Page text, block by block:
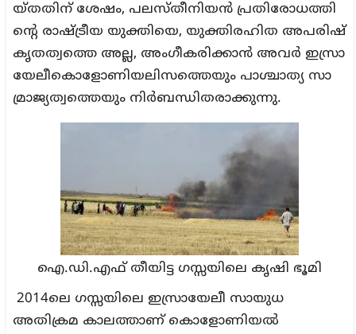
യ്തതിന് ശേഷം, പലസ്തീനിയന്‍ പ്രതിരോധത്തി
ന്റെ രാഷ്ട്രീയ യുക്തിയെ, യുക്തിരഹിത അപരിഷ്‌
കൃതത്വത്തെ അല്ല, അംഗീകരിക്കാന്‍ അവര്‍ ഇസ്രാ
യേലീകൊളോണിയലിസത്തെയും പാശ്ചാത്യ സാ
മ്രാജ്യത്വത്തെയും നിര്‍ബന്ധിതരാക്കുന്നു.
ഐ.ഡി.എഫ് തീയിട്ട ഗസ്സയിലെ കൃഷി ഭൂമി
2014ലെ ഗസ്സയിലെ ഇസ്രായേലീ സായുധ
അതിക്രമ കാലത്താണ് കൊളോണിയല്‍